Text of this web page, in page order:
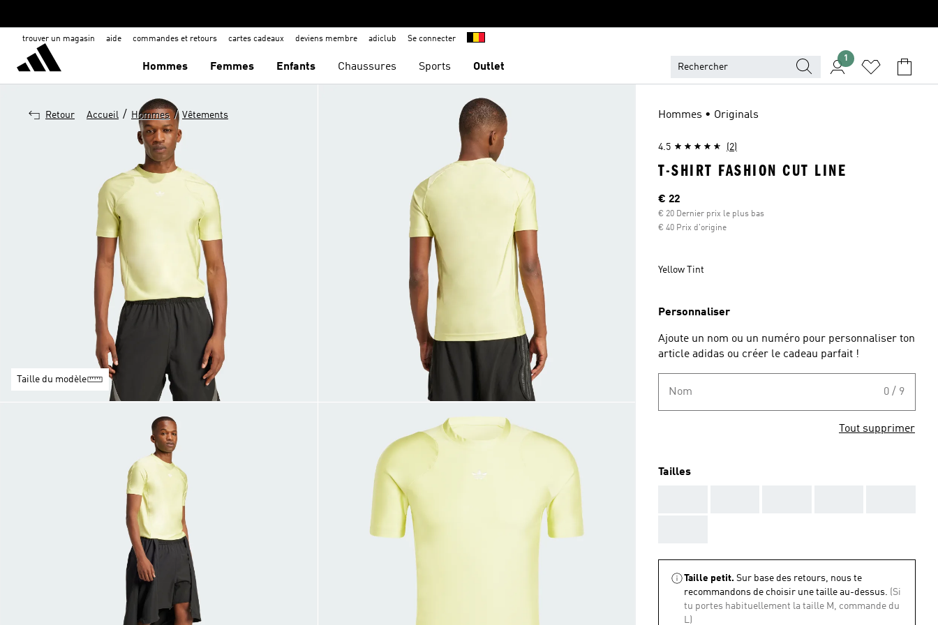
trouver un magasin aide commandes et retours cartes cadeaux deviens membre adiclub Se connecter
Hommes Femmes Enfants Chaussures Sports Outlet
1
Retour Accueil / Hommes / Vêtements
Taille du modèle
Hommes • Originals
4.5 (2)
T-SHIRT FASHION CUT LINE
Current price
€ 22
€ 20 Dernier prix le plus bas
€ 40 Prix d'origine
Yellow Tint
Personnaliser
Ajoute un nom ou un numéro pour personnaliser ton
article adidas ou créer le cadeau parfait !
Nom 0 / 9
Tout supprimer
Tailles
Taille petit. Sur base des retours, nous te
recommandons de choisir une taille au-dessus. (Si
tu portes habituellement la taille M, commande du
L)